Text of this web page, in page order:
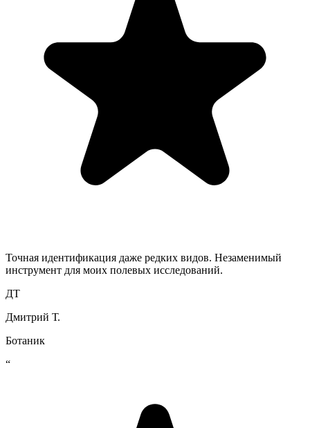
Точная идентификация даже редких видов. Незаменимый
инструмент для моих полевых исследований.
ДТ
Дмитрий Т.
Ботаник
“